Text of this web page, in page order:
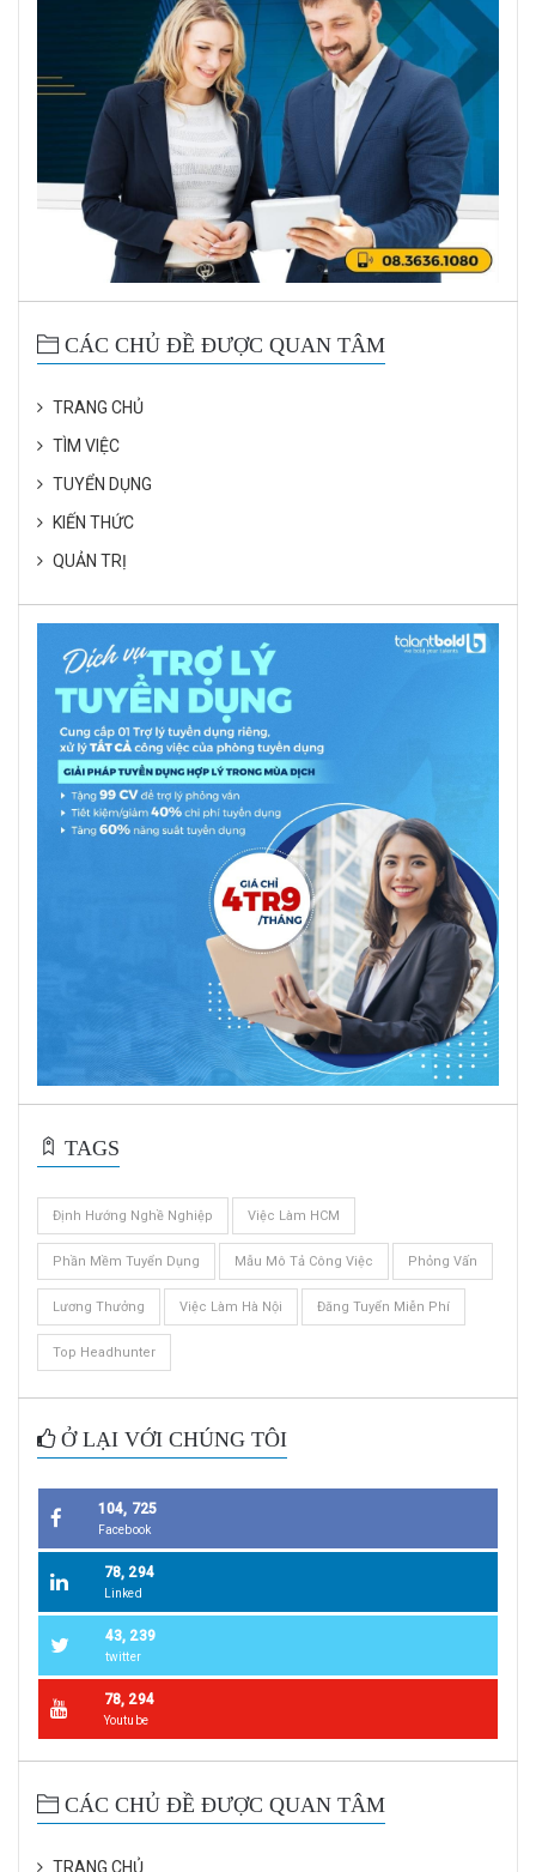
CÁC CHỦ ĐỀ ĐƯỢC QUAN TÂM
TRANG CHỦ
TÌM VIỆC
TUYỂN DỤNG
KIẾN THỨC
QUẢN TRỊ
TAGS
Định Hướng Nghề Nghiệp Việc Làm HCM
Phần Mềm Tuyển Dụng Mẫu Mô Tả Công Việc Phỏng Vấn
Lương Thưởng Việc Làm Hà Nội Đăng Tuyển Miễn Phí
Top Headhunter
Ở LẠI VỚI CHÚNG TÔI
104, 725
Facebook
78, 294
Linked
43, 239
twitter
78, 294
Youtube
CÁC CHỦ ĐỀ ĐƯỢC QUAN TÂM
TRANG CHỦ